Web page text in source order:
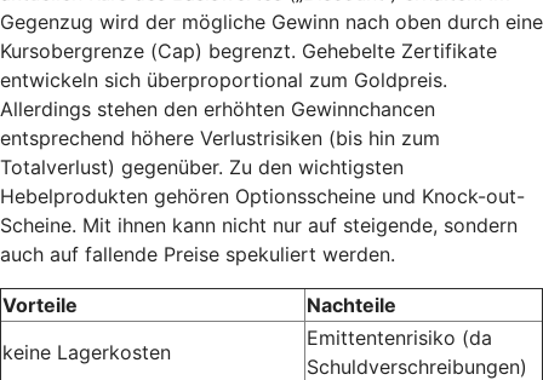
Gegenzug wird der mögliche Gewinn nach oben durch eine
Kursobergrenze (Cap) begrenzt. Gehebelte Zertifikate
entwickeln sich überproportional zum Goldpreis.
Allerdings stehen den erhöhten Gewinnchancen
entsprechend höhere Verlustrisiken (bis hin zum
Totalverlust) gegenüber. Zu den wichtigsten
Hebelprodukten gehören Optionsscheine und Knock-out-
Scheine. Mit ihnen kann nicht nur auf steigende, sondern
auch auf fallende Preise spekuliert werden.
Vorteile
Nachteile
keine Lagerkosten
Emittentenrisiko (da
Schuldverschreibungen)